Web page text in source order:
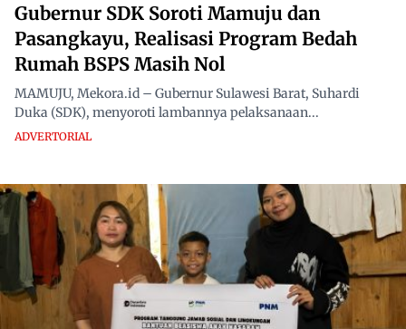
Gubernur SDK Soroti Mamuju dan
Pasangkayu, Realisasi Program Bedah
Rumah BSPS Masih Nol
MAMUJU, Mekora.id – Gubernur Sulawesi Barat, Suhardi
Duka (SDK), menyoroti lambannya pelaksanaan...
ADVERTORIAL